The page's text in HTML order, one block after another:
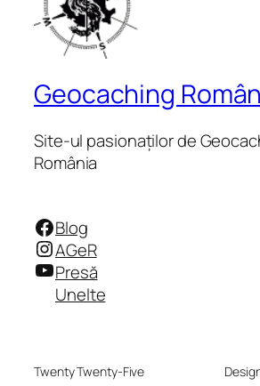
Geocaching
Site-ul pasionaților de
România
Facebook
Instagram
YouTube
Blog
AGeR
Presă
Unelte
Twenty Twenty-Five